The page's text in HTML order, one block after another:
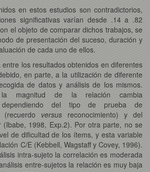
en estos estudios son contradictorios,
significativas varían desde .14 a .82
el objeto de comparar dichos trabajos, se
de presentación del suceso, duración y
de cada uno de ellos.
los resultados obtenidos en diferentes
en parte, a la utilización de diferente
de datos y análisis de los mismos.
magnitud de la relación cambia
dependiendo del tipo de prueba de
(recuerdo versus reconocimiento) y del
(Ibabe, 1998, Exp.2). Por otra parte, no se
de dificultad de los ítems, y esta variable
C/E (Kebbell, Wagstaff y Covey, 1996).
intra-sujeto la correlación es moderada
entre-sujetos la relación es muy baja